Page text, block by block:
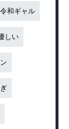
令和ギャル
しい